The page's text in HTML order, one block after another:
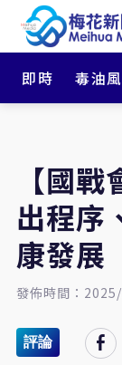
即時 毒油
【國
出程序
康發展
發佈時間：
評論